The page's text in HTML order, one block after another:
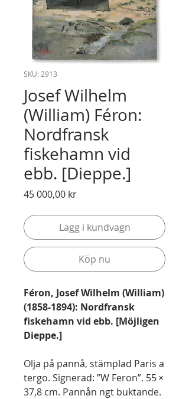
SKU: 2913
Josef Wilhelm
(William) Féron:
Nordfransk
fiskehamn vid
ebb. [Dieppe.]
45 000,00 krPris
Lägg i kundvagn
Köp nu
Féron, Josef Wilhelm (William)
(1858-1894): Nordfransk
fiskehamn vid ebb. [Möjligen
Dieppe.]
Olja på pannå, stämplad Paris a
tergo. Signerad: ”W Feron”. 55 ×
37,8 cm. Pannån ngt buktande.